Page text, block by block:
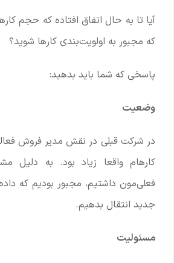
آیا تا به حال اتفاق افتاده که حجم
که مجبور به اولویت‌بندی کارها شوید؟
پاسخی که شما باید بدهید:
وضعیت
در شرکت قبلی در نقش مدیر فروش
جدید انتقال بدهیم.
مسئولیت